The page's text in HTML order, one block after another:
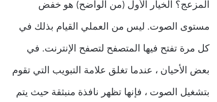
المزعج؟ الخيار الأول (من الواضح) هو خفض
مستوى الصوت. ليس من العملي القيام بذلك في
كل مرة تفتح فيها المتصفح لتصفح الإنترنت. في
بعض الأحيان ، عندما تغلق علامة التبويب التي تقوم
بتشغيل الصوت ، فإنها تظهر نافذة منبثقة حيث يتم